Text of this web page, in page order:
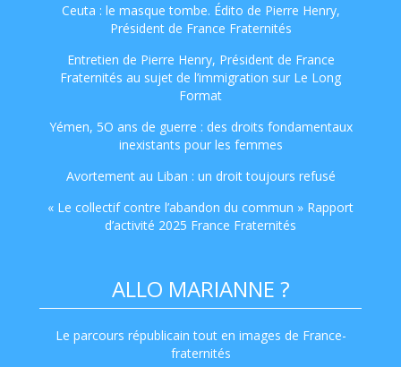
Ceuta : le masque tombe. Édito de Pierre Henry,
Président de France Fraternités
Entretien de Pierre Henry, Président de France
Fraternités au sujet de l’immigration sur Le Long
Format
Yémen, 5O ans de guerre : des droits fondamentaux
inexistants pour les femmes
Avortement au Liban : un droit toujours refusé
« Le collectif contre l’abandon du commun » Rapport
d’activité 2025 France Fraternités
ALLO MARIANNE ?
Le parcours républicain tout en images de France-
fraternités